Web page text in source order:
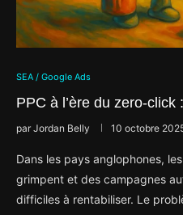
SEA / Google Ads
PPC à l’ère du zero-
parJordan Belly 10 octobre
Dans les pays anglophones,
grimpent et des campagnes
difficiles à rentabiliser. Le